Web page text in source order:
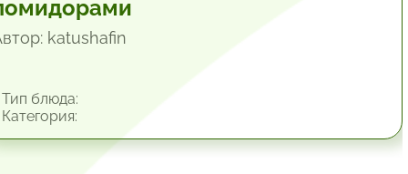
katushafin
блюда: